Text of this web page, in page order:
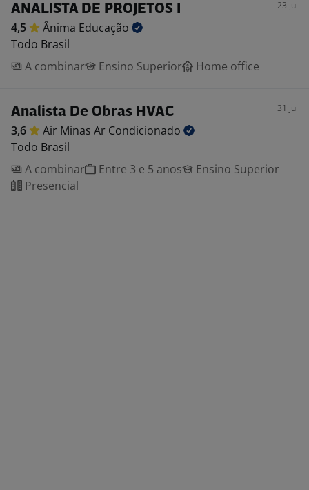
ANALISTA DE PROJETOS I 23 jul
4,5 Ânima Educação
Todo Brasil
A combinar
Ensino Superior Home office
Analista De Obras HVAC 31 jul
3,6 Air Minas Ar Condicionado
Todo Brasil
A combinar
Entre 3 e 5 anos
Ensino Superior
Presencial